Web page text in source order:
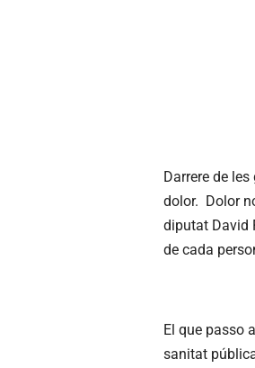
Darrere de
dolor. Dolor
diputat David
de cada
El que passo
sanitat